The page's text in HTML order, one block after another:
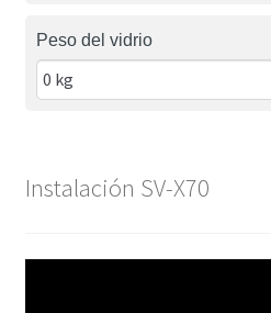
Peso del vidrio
Instalación SV-X70